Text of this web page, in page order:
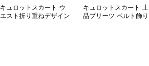
キュロットスカート ウ
エスト折り重ねデザイン
キュロットスカート 上
品プリーツ ベルト飾り